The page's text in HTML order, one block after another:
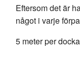
Eftersom det är
något i varje
5 meter per docka